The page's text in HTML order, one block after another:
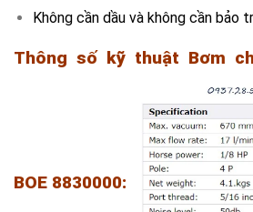
Không cần dầu và không cần bảo
Thông số kỹ thuật Bơm
BOE 8830000: